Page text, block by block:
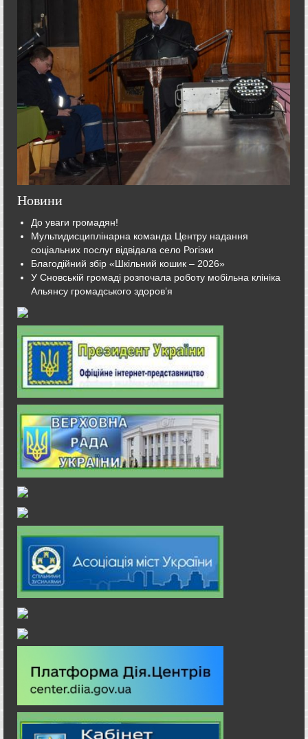
Новини
До уваги громадян!
Мультидисциплінарна команда Центру надання
соціальних послуг відвідала село Рогізки
Благодійний збір «Шкільний кошик – 2026»
У Сновській громаді розпочала роботу мобільна клініка
Альянсу громадського здоров’я